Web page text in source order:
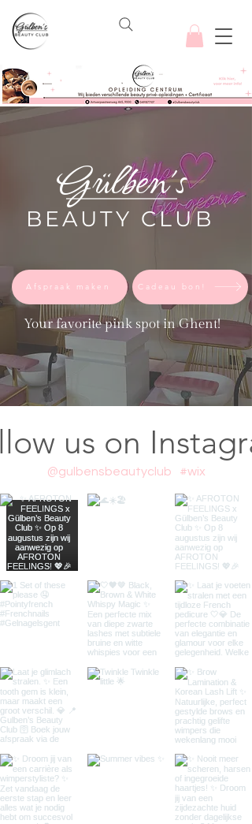
Gülben's
BEAUTY CLUB
Afspraak maken Cadeau bon!
Your favorite pink spot in Ghent!
us on
#wix
@gulbensbeautyclub